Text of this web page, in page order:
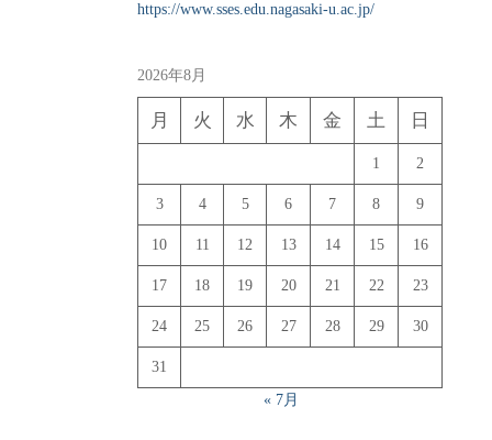
https://www.sses.edu.nagasaki-u.ac.jp/
2026年8月
月 火 水 木 金 土 日
1 2
3 4 5 6 7 8 9
10 11 12 13 14 15 16
17 18 19 20 21 22 23
24 25 26 27 28 29 30
31
« 7月